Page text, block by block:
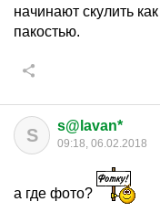
начинают скулить
пакостью.
S s@lavan*
09:18, 06.02.2018
а где фото?